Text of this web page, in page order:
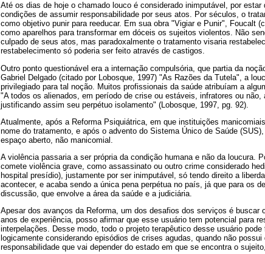
Até os dias de hoje o chamado louco é considerado inimputável, por
condições de assumir responsabilidade por seus atos. Por séculos, o
como objetivo punir para reeducar. Em sua obra "Vigiar e Punir", Foucalt
como aparelhos para transformar em dóceis os sujeitos violentos. Não
culpado de seus atos, mas paradoxalmente o tratamento visaria
restabelecimento só poderia ser feito através de castigos.
Outro ponto questionável era a internação compulsória, que partia da
Gabriel Delgado (citado por Lobosque, 1997) "As Razões da Tutela", a
privilegiado para tal noção. Muitos profissionais da saúde atribuíam a
"A todos os alienados, em período de crise ou estáveis, infratores ou não,
justificando assim seu perpétuo isolamento" (Lobosque, 1997, pg. 92).
Atualmente, após a Reforma Psiquiátrica, em que instituições
nome do tratamento, e após o advento do Sistema Único de Saúde
espaço aberto, não manicomial.
A violência passaria a ser própria da condição humana e não da loucura.
comete violência grave, como assassinato ou outro crime considerado
hospital presídio), justamente por ser inimputável, só tendo direito a
acontecer, e acaba sendo a única pena perpétua no país, já que para os
discussão, que envolve a área da saúde e a judiciária.
Apesar dos avanços da Reforma, um dos desafios dos serviços é
anos de experiência, posso afirmar que esse usuário tem potencial para
interpelações. Desse modo, todo o projeto terapêutico desse usuário
logicamente considerando episódios de crises agudas, quando não
responsabilidade que vai depender do estado em que se encontra o